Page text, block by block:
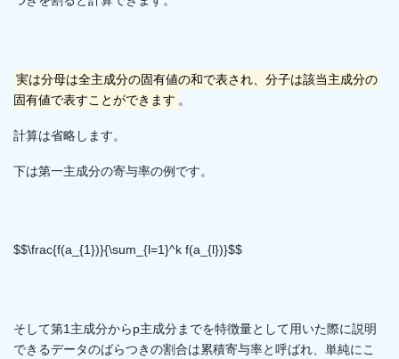
実は分母は全主成分の固有値の和で表され、分子は該当主成分の
固有値で表すことができます 。
計算は省略します。
下は第一主成分の寄与率の例です。
$$\frac{f(a_{1})}{\sum_{l=1}^k f(a_{l})}$$
そして第1主成分からp主成分までを特徴量として用いた際に説明
できるデータのばらつきの割合は累積寄与率と呼ばれ、単純にこ